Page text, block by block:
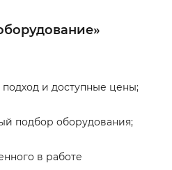
и доступные цены;
подбор оборудования;
в работе